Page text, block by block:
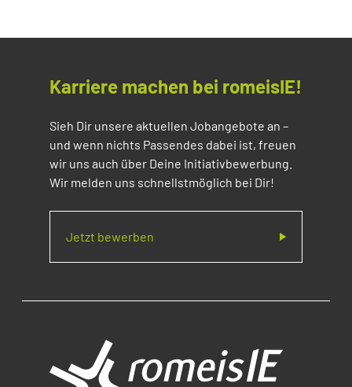
Karriere machen bei romeisIE!
Sieh Dir unsere aktuellen Jobangebote an –
und wenn nichts Passendes dabei ist, freuen
wir uns auch über Deine Initiativbewerbung.
Wir melden uns schnellstmöglich bei Dir!
Jetzt bewerben